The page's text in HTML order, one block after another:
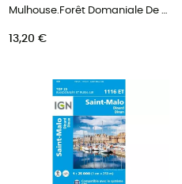
Mulhouse.Forêt Domaniale De La Hardt - Carte topographique
13,20 €